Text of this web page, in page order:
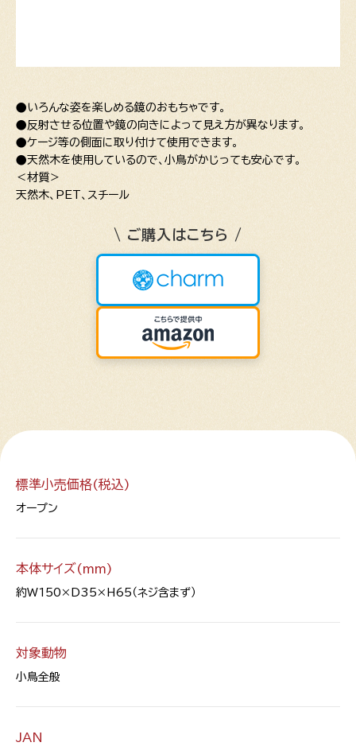
●いろんな姿を楽しめる鏡のおもちゃです。
●反射させる位置や鏡の向きによって見え方が異なります。
●ケージ等の側面に取り付けて使用できます。
●天然木を使用しているので、小鳥がかじっても安心です。
＜材質＞
天然木、PET、スチール
\ ご購入はこちら /
標準小売価格(税込)
オープン
本体サイズ(mm)
約W150×D35×H65（ネジ含まず）
対象動物
小鳥全般
JAN